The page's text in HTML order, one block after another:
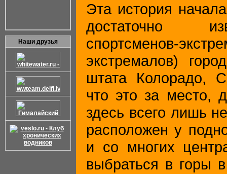
Наши друзья
Эта история
достаточно
спортсменов-
экстремалов)
штата Колорадо,
что это за место,
здесь всего лишь
расположен у
и со многих
выбраться в горы